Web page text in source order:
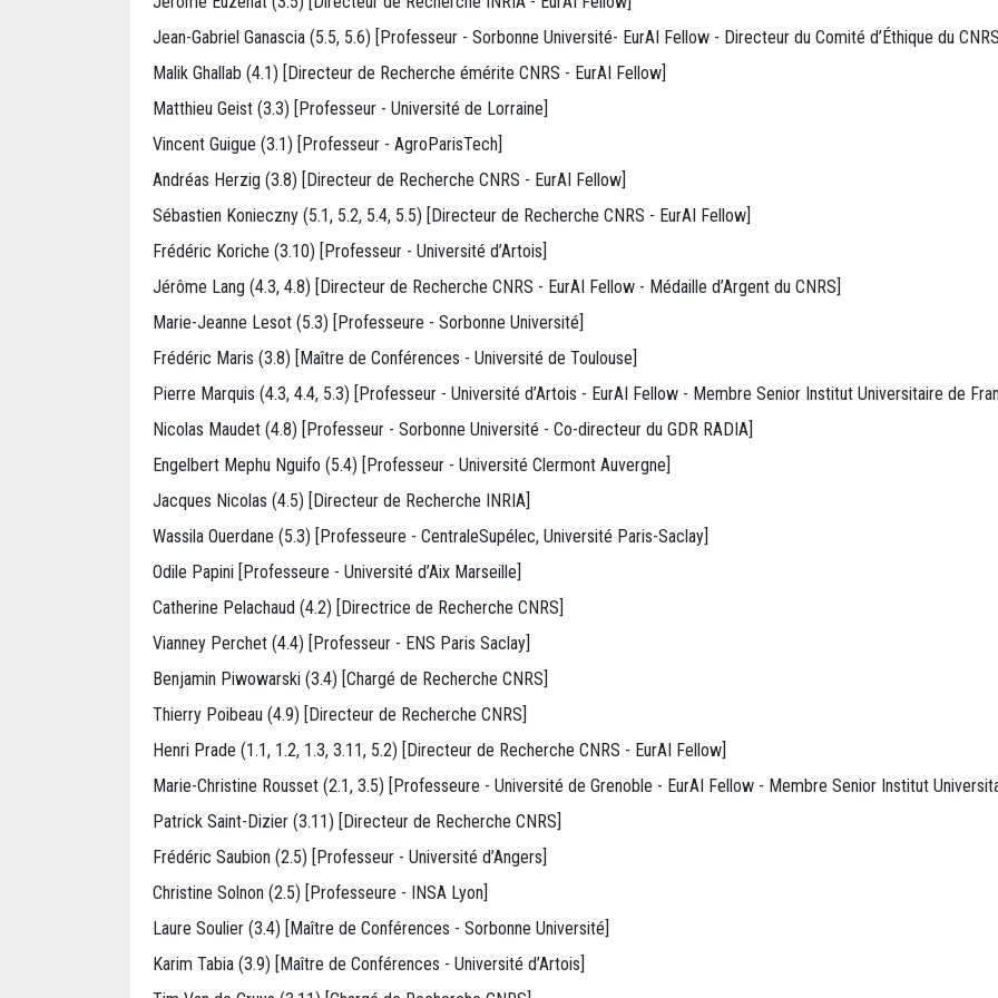
Jean-Gabriel Ganascia (5.5, 5.6) [Professeur - Sorbonne Université- EurAI Fellow - Directeur du Comité d’Éthique du
Malik Ghallab (4.1) [Directeur de Recherche émérite CNRS - EurAI Fellow]
Matthieu Geist (3.3) [Professeur - Université de Lorraine]
Vincent Guigue (3.1) [Professeur - AgroParisTech]
Andréas Herzig (3.8) [Directeur de Recherche CNRS - EurAI Fellow]
Sébastien Konieczny (5.1, 5.2, 5.4, 5.5) [Directeur de Recherche CNRS - EurAI Fellow]
Frédéric Koriche (3.10) [Professeur - Université d’Artois]
Jérôme Lang (4.3, 4.8) [Directeur de Recherche CNRS - EurAI Fellow - Médaille d’Argent du CNRS]
Marie-Jeanne Lesot (5.3) [Professeure - Sorbonne Université]
Frédéric Maris (3.8) [Maître de Conférences - Université de Toulouse]
Pierre Marquis (4.3, 4.4, 5.3) [Professeur - Université d’Artois - EurAI Fellow - Membre Senior Institut Universitaire de
Nicolas Maudet (4.8) [Professeur - Sorbonne Université - Co-directeur du GDR RADIA]
Engelbert Mephu Nguifo (5.4) [Professeur - Université Clermont Auvergne]
Jacques Nicolas (4.5) [Directeur de Recherche INRIA]
Wassila Ouerdane (5.3) [Professeure - CentraleSupélec, Université Paris-Saclay]
Odile Papini [Professeure - Université d’Aix Marseille]
Catherine Pelachaud (4.2) [Directrice de Recherche CNRS]
Vianney Perchet (4.4) [Professeur - ENS Paris Saclay]
Benjamin Piwowarski (3.4) [Chargé de Recherche CNRS]
Thierry Poibeau (4.9) [Directeur de Recherche CNRS]
Henri Prade (1.1, 1.2, 1.3, 3.11, 5.2) [Directeur de Recherche CNRS - EurAI Fellow]
Marie-Christine Rousset (2.1, 3.5) [Professeure - Université de Grenoble - EurAI Fellow - Membre Senior Institut
Patrick Saint-Dizier (3.11) [Directeur de Recherche CNRS]
Frédéric Saubion (2.5) [Professeur - Université d’Angers]
Christine Solnon (2.5) [Professeure - INSA Lyon]
Laure Soulier (3.4) [Maître de Conférences - Sorbonne Université]
Karim Tabia (3.9) [Maître de Conférences - Université d’Artois]